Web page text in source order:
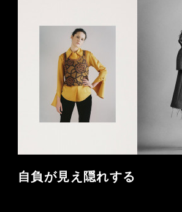
自負が見え隠れする